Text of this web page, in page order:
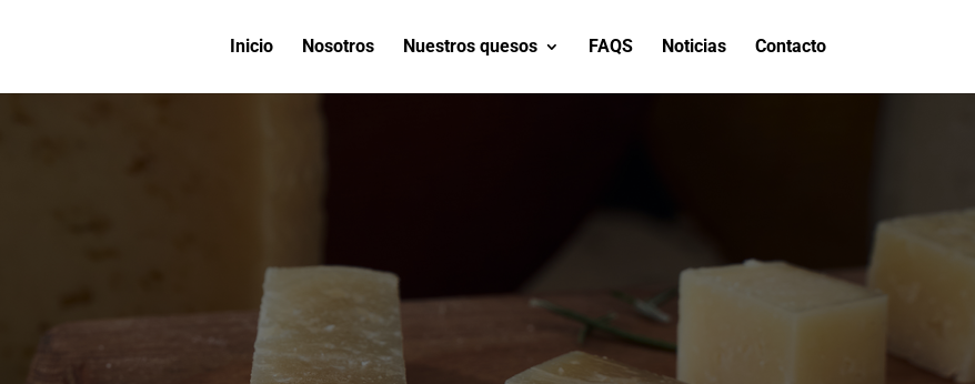
Inicio Nosotros Nuestros quesos FAQS Noticias Contacto